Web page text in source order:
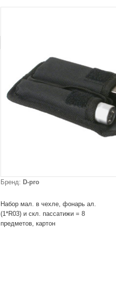
Бренд: D-pro
Набор мал. в чехле, фонарь ал.
(1*R03) и скл. пассатижи = 8
предметов, картон